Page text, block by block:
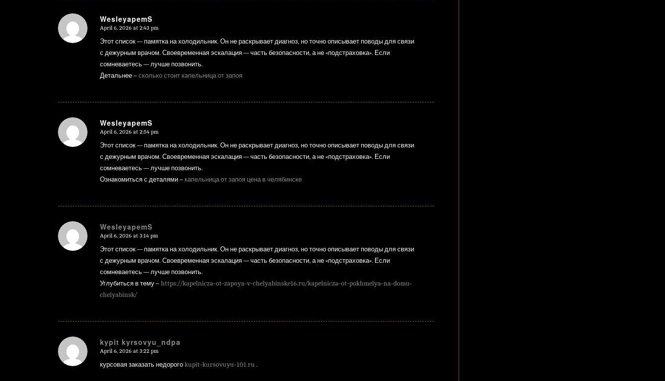
WesleyapemS
says:
April 6, 2026 at 2:43 pm
Этот список — памятка на холодильник. Он не раскрывает диагноз, но точно описывает поводы для связи
с дежурным врачом. Своевременная эскалация — часть безопасности, а не «подстраховка». Если
сомневаетесь — лучше позвонить.
Детальнее –сколько стоит капельница от запоя
WesleyapemS
says:
April 6, 2026 at 2:54 pm
Этот список — памятка на холодильник. Он не раскрывает диагноз, но точно описывает поводы для связи
с дежурным врачом. Своевременная эскалация — часть безопасности, а не «подстраховка». Если
сомневаетесь — лучше позвонить.
Ознакомиться с деталями – капельница от запоя цена в челябинске
WesleyapemS
says:
April 6, 2026 at 3:14 pm
Этот список — памятка на холодильник. Он не раскрывает диагноз, но точно описывает поводы для связи
с дежурным врачом. Своевременная эскалация — часть безопасности, а не «подстраховка». Если
сомневаетесь — лучше позвонить.
Углубиться в тему –https://kapelnicza-ot-zapoya-v-chelyabinske16.ru/kapelnicza-ot-pokhmelya-na-domu-
chelyabinsk/
kypit kyrsovyu_ndpa
says:
April 6, 2026 at 3:22 pm
курсовая заказать недорогоkupit-kursovuyu-101.ru .